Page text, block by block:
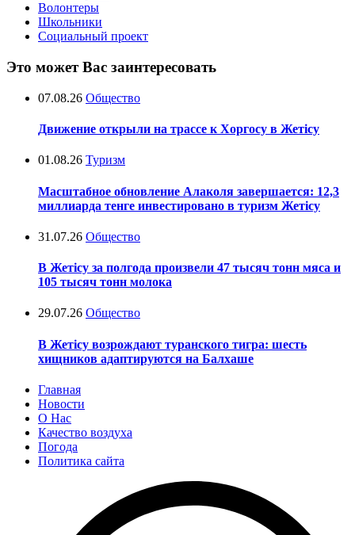
Волонтеры
Школьники
Социальный проект
Это может Вас заинтересовать
07.08.26 Общество
Движение открыли на трассе к Хоргосу в Жетісу
01.08.26 Туризм
Масштабное обновление Алаколя завершается: 12,3
миллиарда тенге инвестировано в туризм Жетісу
31.07.26 Общество
В Жетісу за полгода произвели 47 тысяч тонн мяса и
105 тысяч тонн молока
29.07.26 Общество
В Жетісу возрождают туранского тигра: шесть
хищников адаптируются на Балхаше
Главная
Новости
О Нас
Качество воздуха
Погода
Политика сайта